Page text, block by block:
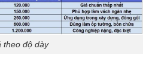
theo độ dày